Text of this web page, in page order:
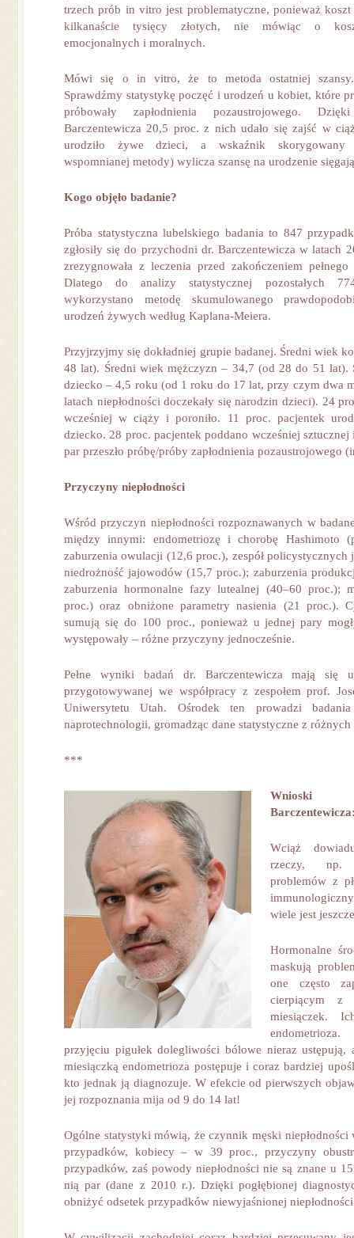
trzech prób in vitro jest problematyczne, ponieważ
kilkanaście tysięcy złotych, nie mówiąc o
emocjonalnych i moralnych.
Mówi się o in vitro, że to metoda ostatniej szansy.
Sprawdźmy statystykę poczęć i urodzeń u kobiet, które
próbowały zapłodnienia pozaustrojowego.
Barczentewicza 20,5 proc. z nich udało się zajść w
urodziło żywe dzieci, a wskaźnik skorygowany
wspomnianej metody) wylicza szansę na urodzenie
Kogo objęło badanie?
Próba statystyczna lubelskiego badania to 847
zgłosiły się do przychodni dr. Barczentewicza w latach
zrezygnowała z leczenia przed zakończeniem
Dlatego do analizy statystycznej pozostałych
wykorzystano metodę skumulowanego
urodzeń żywych według Kaplana-Meiera.
Przyjrzyjmy się dokładniej grupie badanej. Średni wiek
48 lat). Średni wiek mężczyzn – 34,7 (od 28 do 51 lat).
dziecko – 4,5 roku (od 1 roku do 17 lat, przy czym dwa
latach niepłodności doczekały się narodzin dzieci). 24
wcześniej w ciąży i poroniło. 11 proc. pacjentek
dziecko. 28 proc. pacjentek poddano wcześniej
par przeszło próbę/próby zapłodnienia pozaustrojowego
Przyczyny niepłodności
Wśród przyczyn niepłodności rozpoznawanych w
między innymi: endometriozę i chorobę Hashimoto
zaburzenia owulacji (12,6 proc.), zespół
niedrożność jajowodów (15,7 proc.); zaburzenia
zaburzenia hormonalne fazy lutealnej (40–60 proc.);
proc.) oraz obniżone parametry nasienia (21 proc.).
sumują się do 100 proc., ponieważ u jednej pary
występowały – różne przyczyny jednocześnie.
Pełne wyniki badań dr. Barczentewicza mają się
przygotowywanej we współpracy z zespołem prof.
Uniwersytetu Utah. Ośrodek ten prowadzi
naprotechnologii, gromadząc dane statystyczne z
***
Wnioski
Wciąż
rzeczy, np.
problemów z
wiele jest
Hormonalne
maskują
one często
cierpiącym z
miesiączek.
przyjęciu pigułek dolegliwości bólowe nieraz ustępują,
miesiączką endometrioza postępuje i coraz bardziej
kto jednak ją diagnozuje. W efekcie od pierwszych
jej rozpoznania mija od 9 do 14 lat!
Ogólne statystyki mówią, że czynnik męski
przypadków, kobiecy – w 39 proc., przyczyny
przypadków, zaś powody niepłodności nie są znane u
nią par (dane z 2010 r.). Dzięki pogłębionej
obniżyć odsetek przypadków niewyjaśnionej